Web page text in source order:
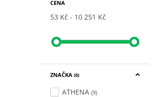
CENA
53 Kč 10 251 Kč
ZNAČKA (6)
ATHENA (9)